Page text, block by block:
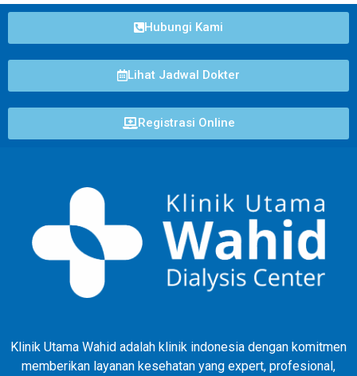
Hubungi Kami
Lihat Jadwal Dokter
Registrasi Online
Klinik Utama Wahid adalah klinik indonesia dengan komitmen
memberikan layanan kesehatan yang expert, profesional,